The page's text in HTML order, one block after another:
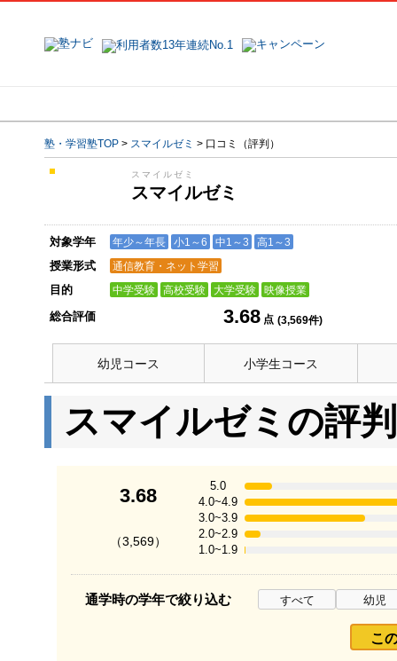
塾・学習塾TOP > スマイルゼミ > 口コミ（評判）
スマイルゼミ
スマイルゼミ
対象学年 年少～年長 小1～6 中1～3 高1～3
授業形式 通信教育・ネット学習
目的 中学受験 高校受験 大学受験 映像授業
総合評価 3.68 点 (3,569件)
幼児コース 小学生コース
スマイルゼミの評
3.68
（3,569）
5.0
4.0~4.9
3.0~3.9
2.0~2.9
1.0~1.9
通学時の学年で絞り込む すべて 幼児
こ